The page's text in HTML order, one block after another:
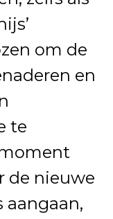
om de
en
te
de nieuwe
aangaan,